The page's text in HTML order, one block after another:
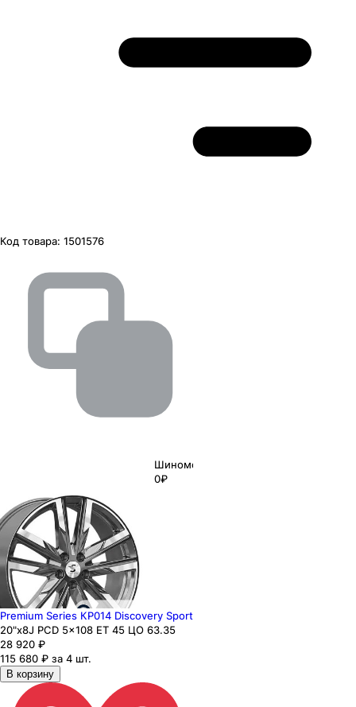
Код товара: 1501576
Шиномонтаж
0₽
Premium Series КР014 Discovery Sport
20"x8J PCD 5x108 ЕТ 45 ЦО 63.35
28 920 ₽
115 680 ₽ за 4 шт.
В корзину